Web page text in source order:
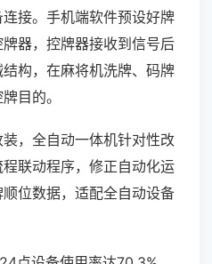
接。手机端软件预设好牌
器，控牌器接收到信号后
构，在麻将机洗牌、码牌
目的。
，全自动一体机针对性改
联动程序，修正自动化运
位数据，适配全自动设备